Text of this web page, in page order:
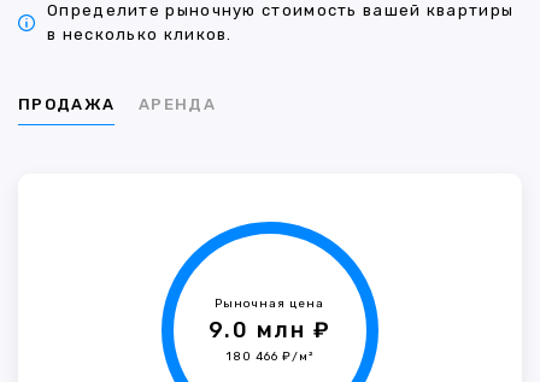
Определите рыночную стоимость вашей квартиры
в несколько кликов.
ПРОДАЖА АРЕНДА
Рыночная цена
9.0 млн ₽
180 466 ₽/м²